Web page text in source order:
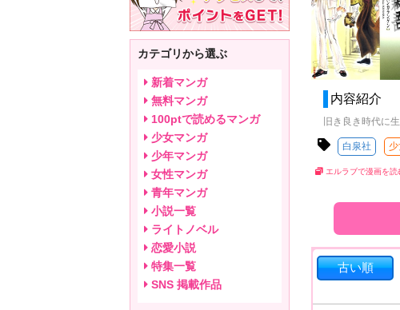
内容紹介
旧き良き時代に
白泉社
エルラブで漫画を読
古い順
カテゴリから選ぶ
新着マンガ
無料マンガ
100ptで読めるマンガ
少女マンガ
少年マンガ
女性マンガ
青年マンガ
小説一覧
ライトノベル
恋愛小説
特集一覧
SNS 掲載作品